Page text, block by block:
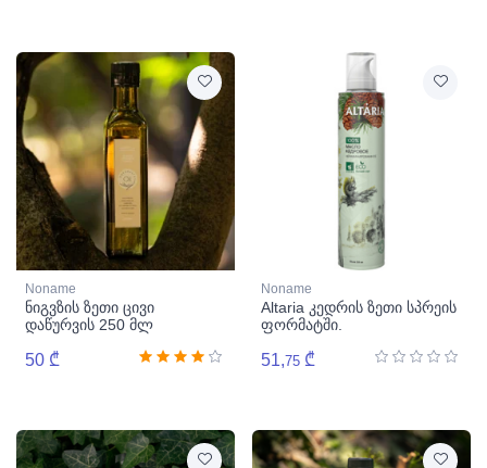
Noname
ნიგვზის ზეთი ცივი
დაწურვის 250 მლ
50 ₾
Noname
Altaria კედრის ზეთი სპრეის
ფორმატში.
51,75 ₾